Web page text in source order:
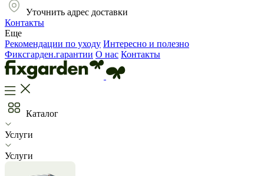
Уточнить адрес доставки
Контакты
Еще
Рекомендации по уходу Интересно и полезно
Фиксгарден.гарантии О нас Контакты
Каталог
Услуги
Услуги